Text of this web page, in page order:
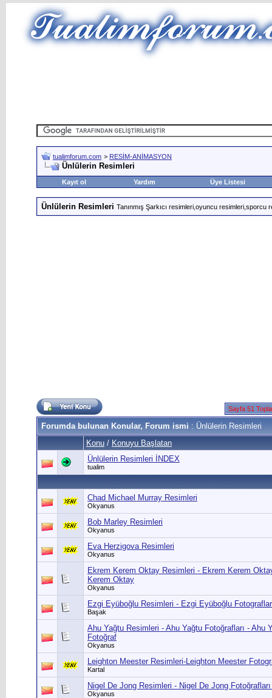
tualimforum.com > RESİM-ANİMASYON
Ünlülerin Resimleri
Kayıt ol Yardım Üye Listesi
Ünlülerin Resimleri Tanınmış Şarkıcı resimleri,oyuncu
Sayfa 51
Forumda bulunan Konular, Forum ismi : Ünlülerin Resimleri
Konu / Konuyu Başlatan
Ünlülerin Resimleri İNDEX
tualim
Chad Michael Murray Resimleri
Okyanus
Bob Marley Resimleri
Okyanus
Eva Herzigova Resimleri
Okyanus
Ekrem Kerem Oktay Resimleri - Ekrem Kerem
Kerem Oktay
Okyanus
Ezgi Eyüboğlu Resimleri - Ezgi Eyüboğlu
Başak
Ahu Yağtu Resimleri - Ahu Yağtu Fotoğrafları - Ahu
Fotoğraf
Okyanus
Leighton Meester Resimleri-Leighton Meester
Kartal
Nigel De Jong Resimleri - Nigel De Jong
Okyanus